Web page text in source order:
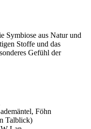
Symbiose aus Natur und
Stoffe und das
Gefühl der
Föhn
Talblick)